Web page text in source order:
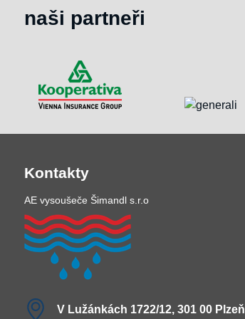
naši partneři
Kontakty
AE vysoušeče Šimandl s.r.o
V Lužánkách 1722/12, 301 00 Plzeň